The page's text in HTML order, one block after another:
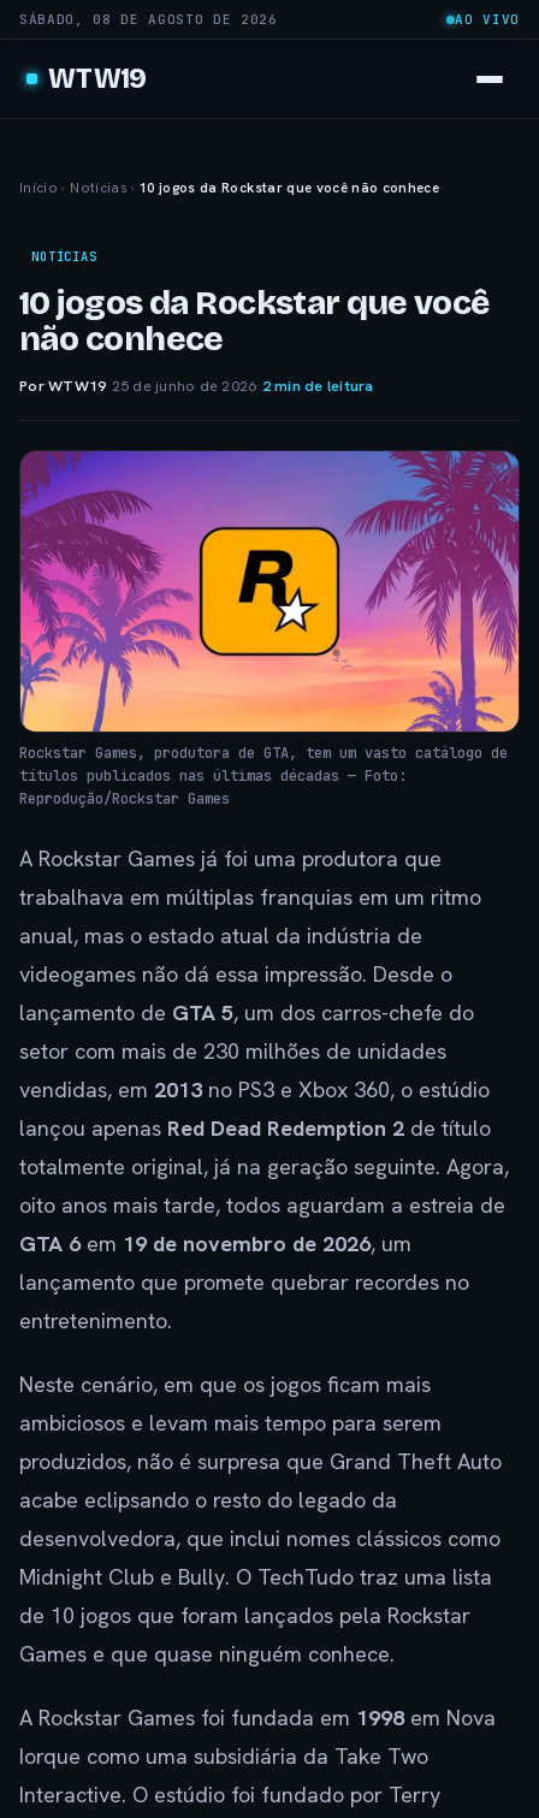
SÁBADO, 08 DE AGOSTO DE 2026 AO VIVO
WTW19
Início › Notícias › 10 jogos da Rockstar que você não conhece
NOTÍCIAS
10 jogos da Rockstar que você
não conhece
Por WTW19· 25 de junho de 2026· 2 min de leitura
Rockstar Games, produtora de GTA, tem um vasto catálogo de
títulos publicados nas últimas décadas — Foto:
Reprodução/Rockstar Games
A Rockstar Games já foi uma produtora que
trabalhava em múltiplas franquias em um ritmo
anual, mas o estado atual da indústria de
videogames não dá essa impressão. Desde o
lançamento de GTA 5, um dos carros-chefe do
setor com mais de 230 milhões de unidades
vendidas, em 2013no PS3 e Xbox 360, o estúdio
lançou apenas Red Dead Redemption 2 de título
totalmente original, já na geração seguinte. Agora,
oito anos mais tarde, todos aguardam a estreia de
GTA 6em 19 de novembro de 2026, um
lançamento que promete quebrar recordes no
entretenimento.
Neste cenário, em que os jogos ficam mais
ambiciosos e levam mais tempo para serem
produzidos, não é surpresa que Grand Theft Auto
acabe eclipsando o resto do legado da
desenvolvedora, que inclui nomes clássicos como
Midnight Club e Bully. O TechTudo traz uma lista
de 10 jogos que foram lançados pela Rockstar
Games e que quase ninguém conhece.
A Rockstar Games foi fundada em 1998em Nova
Iorque como uma subsidiária da Take Two
Interactive. O estúdio foi fundado por Terry